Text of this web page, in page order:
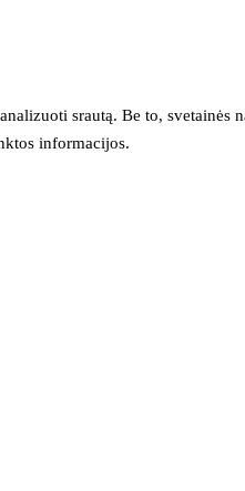
srautą. Be to, svetainės
informacijos.